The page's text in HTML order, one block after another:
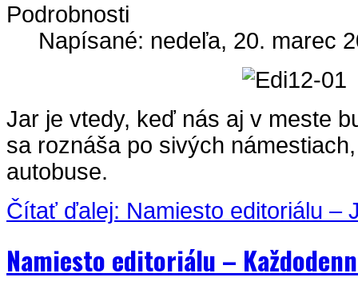
Podrobnosti
Napísané: nedeľa, 20. marec
Jar je vtedy, keď nás aj v meste
sa roznáša po sivých
autobuse.
Čítať ďalej: Namiesto editoriálu –
Namiesto editoriálu –